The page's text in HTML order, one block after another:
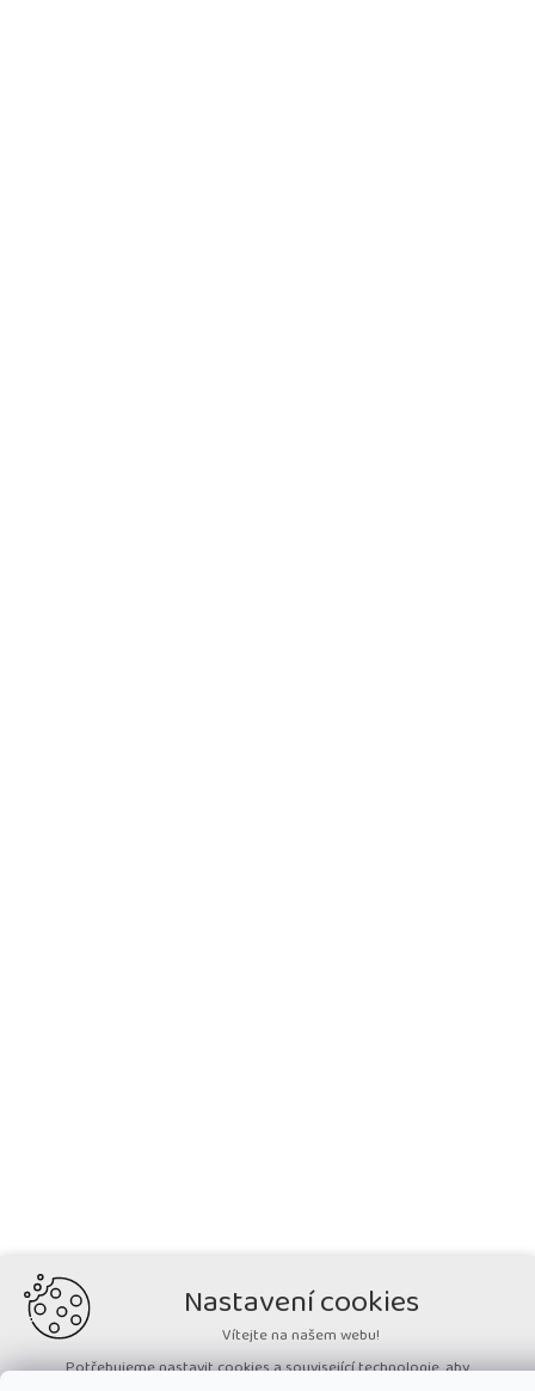
Nastavení cookies
Vítejte na našem webu!
Potřebujeme nastavit cookies a související technologie, aby